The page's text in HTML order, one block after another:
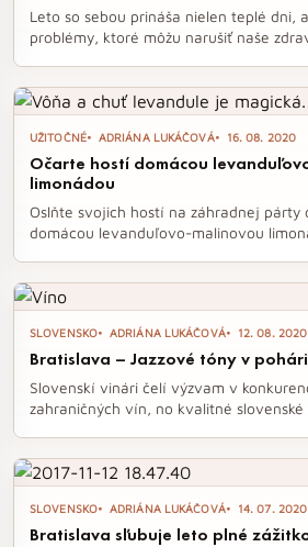
Leto so sebou prináša nielen teplé dni,
problémy, ktoré môžu narušiť naše
horúcich mesiacov. Zamerajte sa na
konzumáciu probiotík a vyváženú
naplno.
UŽITOČNÉ ADRIÁNA LUKÁČOVÁ 16. 08. 2020
Očarte hostí domácou
limonádou
Oslňte svojich hostí na záhradnej párty
domácou levanduľovo-malinovou
sirup, ktorý dodá vašim nápojom
Nechajte sa inšpirovať a premeňte
nezabudnuteľný zážitok.
SLOVENSKO ADRIÁNA LUKÁČOVÁ 12. 08. 2020
Bratislava – Jazzové tóny v
Slovenskí vinári čelí výzvam v
zahraničných vín, no kvalitné slovenské
v pohári vína, ktoré spojí lahodné víno
Príďte podporiť domácich vinárov a užiť
zážitok vo vinohrade.
SLOVENSKO ADRIÁNA LUKÁČOVÁ 14. 07. 2020
Bratislava sľubuje leto plné